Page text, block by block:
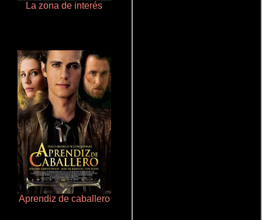
La zona de interés
Aprendiz de caballero